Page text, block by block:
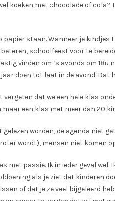
koeken met chocolade of cola?
papier staan. Wanneer je
schoolfeest voor te
vinden om ‘s avonds om
doen tot laat in de avond. Dat
dat we een hele klas
een klas met meer dan 20
worden, de agenda niet
wordt), mensen niet komen
met passie. Ik in ieder geval wel.
als je ziet dat kinderen
of dat je ze veel bijgeleerd